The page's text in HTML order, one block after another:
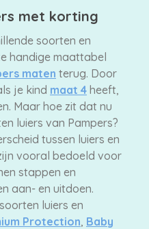
met korting
soorten en
handige maattabel
maten terug. Door
je kind maat 4 heeft,
Maar hoe zit dat nu
luiers van Pampers?
tussen luiers en
vooral bedoeld voor
stappen en
aan- en uitdoen.
luiers en
Protection Baby